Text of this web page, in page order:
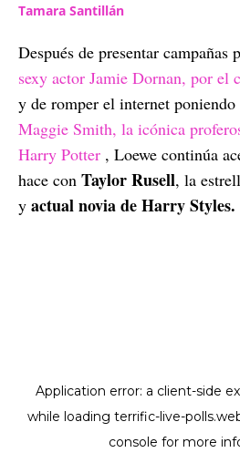
Tamara Santillán
Después de presentar campañas
sexy actor Jamie Dornan, por el
y de romper el internet
Maggie Smith, la icónica
Harry Potter , Loewe continúa
hace con Taylor Rusell, la
y actual novia de Harry Styles.